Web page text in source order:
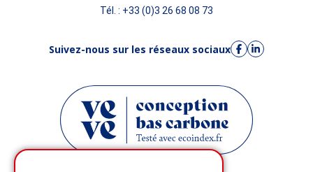
Tél. : +33 (0)3 26 68 08 73
Suivez-nous sur les réseaux sociaux